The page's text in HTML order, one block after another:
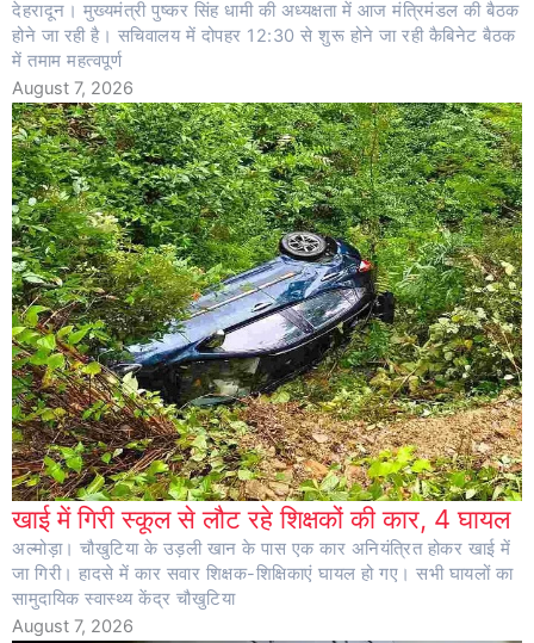
देहरादून। मुख्यमंत्री पुष्कर सिंह धामी की अध्यक्षता में आज मंत्रिमंडल की बैठक
होने जा रही है। सचिवालय में दोपहर 12:30 से शुरू होने जा रही कैबिनेट बैठक
में तमाम महत्वपूर्ण
August 7, 2026
खाई में गिरी स्कूल से लौट रहे शिक्षकों की कार, 4 घायल
अल्मोड़ा। चौखुटिया के उड़ली खान के पास एक कार अनियंत्रित होकर खाई में
जा गिरी। हादसे में कार सवार शिक्षक-शिक्षिकाएं घायल हो गए। सभी घायलों का
सामुदायिक स्वास्थ्य केंद्र चौखुटिया
August 7, 2026